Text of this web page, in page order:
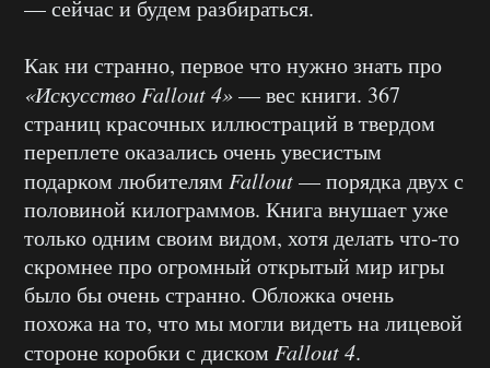
— сейчас и будем разбираться.
Как ни странно, первое что нужно знать про
«Искусство Fallout 4»— вес книги. 367
страниц красочных иллюстраций в твердом
переплете оказались очень увесистым
подарком любителям Fallout— порядка двух с
половиной килограммов. Книга внушает уже
только одним своим видом, хотя делать что-то
скромнее про огромный открытый мир игры
было бы очень странно. Обложка очень
похожа на то, что мы могли видеть на лицевой
стороне коробки с диском Fallout 4.